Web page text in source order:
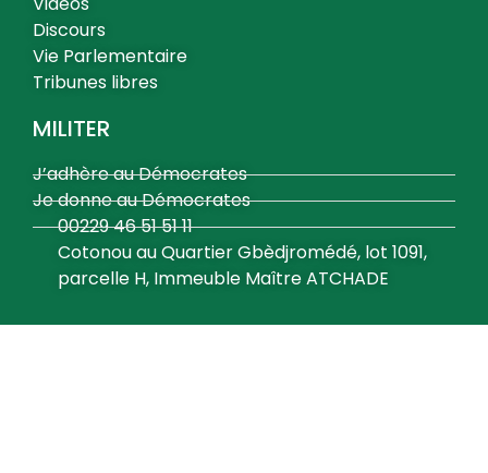
Discours
Vie Parlementaire
Tribunes libres
MILITER
J’adhère au Démocrates
Je donne au Démocrates
00229 46 51 51 11
Cotonou au Quartier Gbèdjromédé, lot 1091,
parcelle H, Immeuble Maître ATCHADE